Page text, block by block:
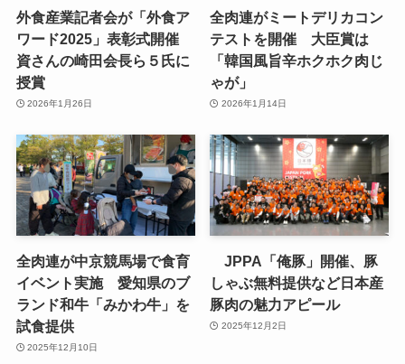
外食産業記者会が「外食ア
ワード2025」表彰式開催
資さんの崎田会長ら５氏に
授賞
2026年1月26日
全肉連がミートデリカコン
テストを開催 大臣賞は
「韓国風旨辛ホクホク肉じ
ゃが」
2026年1月14日
全肉連が中京競馬場で食育
イベント実施 愛知県のブ
ランド和牛「みかわ牛」を
試食提供
2025年12月10日
JPPA「俺豚」開催、豚
しゃぶ無料提供など日本産
豚肉の魅力アピール
2025年12月2日